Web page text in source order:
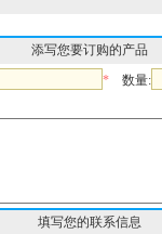
添写您要订购的产品
* 数量:
填写您的联系信息